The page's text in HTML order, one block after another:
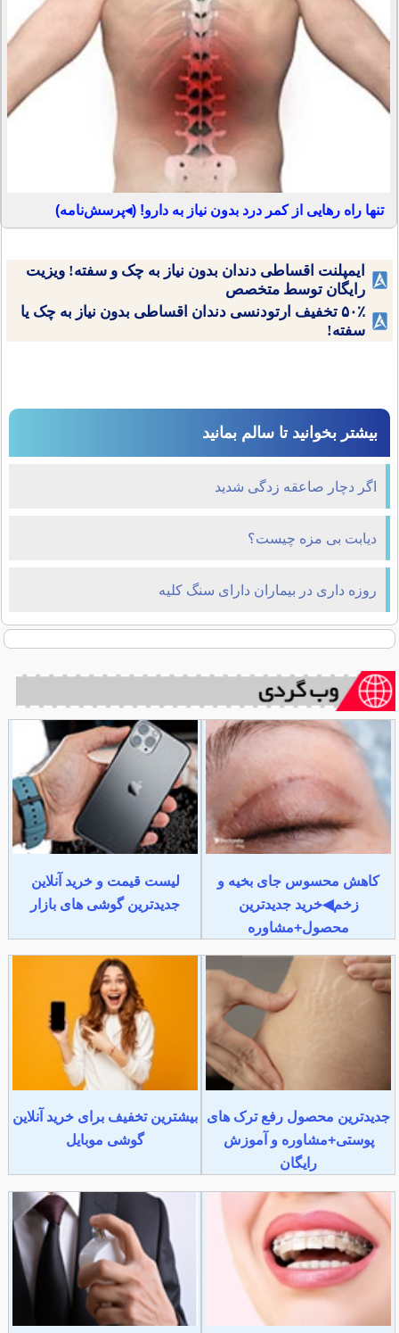
تنها راه رهایی از کمر درد بدون نیاز به دارو! (◂پرسش‌نامه)
ایمپلنت اقساطی دندان بدون نیاز به چک و سفته! ویزیت
رایگان توسط متخصص
۵۰٪ تخفیف ارتودنسی دندان اقساطی بدون نیاز به چک یا
سفته!
بیشتر بخوانید تا سالم بمانید
اگر دچار صاعقه زدگی شدید
دیابت بی مزه چیست؟
روزه داری در بیماران دارای سنگ کلیه
کاهش محسوس جای بخیه و
زخم◀خرید جدیدترین
محصول+مشاوره
لیست قیمت و خرید آنلاین
جدیدترین گوشی های بازار
جدیدترین محصول رفع ترک های
پوستی+مشاوره و آموزش
رایگان
بیشترین تخفیف برای خرید آنلاین
گوشی موبایل